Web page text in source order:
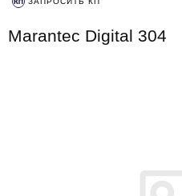
Marantec Digital 304